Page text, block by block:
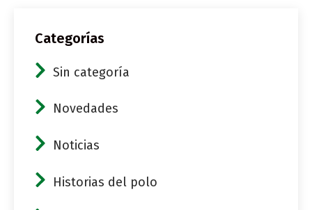
Categorías
Sin categoría
Novedades
Noticias
Historias del polo